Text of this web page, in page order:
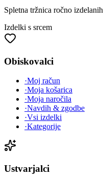
Spletna tržnica ročno izdelanih
Izdelki s srcem
Obiskovalci
·Moj račun
·Moja košarica
·Moja naročila
·Navdih & zgodbe
·Vsi izdelki
·Kategorije
Ustvarjalci